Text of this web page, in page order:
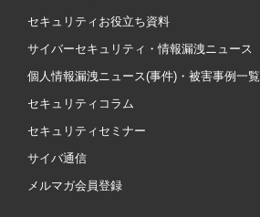
セキュリティお役立ち資料
サイバーセキュリティ・情報漏洩ニュース
個人情報漏洩ニュース(事件)・被害事例一覧
セキュリティコラム
セキュリティセミナー
サイバ通信
メルマガ会員登録